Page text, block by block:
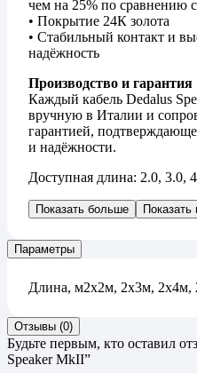
чем на 25% по сравнению
• Покрытие 24К золота
• Стабильный контакт и
надёжность
Производство и гарантия
Каждый кабель Dedalus
вручную в Италии и
гарантией,
и надёжности.
Доступная длина: 2.0, 3.0,
Показать больше Показать
Параметры
Длина, м2х2м, 2х3м, 2х4м,
Отзывы (0)
Будьте первым, кто оставил
Speaker MkII”